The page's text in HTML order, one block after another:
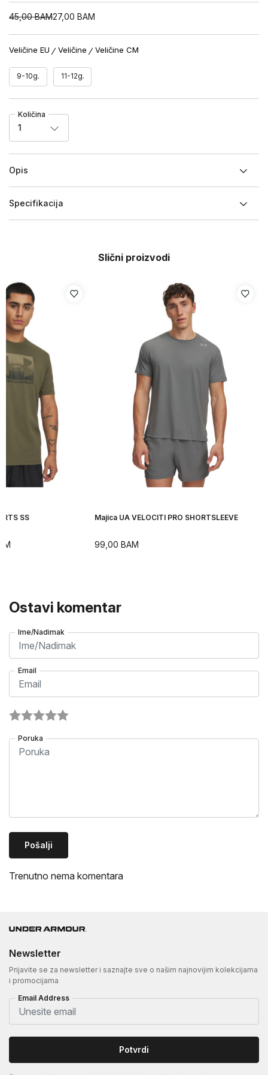
45,00 BAM27,00 BAM
Veličine EU Veličine Veličine CM
9-10g. 11-12g.
Količina
1
Opis
Specifikacija
Slični proizvodi
SS Majica UA VELOCITI PRO SHORTSLEEVE
99,00 BAM
Ostavi komentar
Ime/Nadimak
Email
Poruka
Pošalji
Trenutno nema komentara
Newsletter
Prijavite se za newsletter i saznajte sve o našim najnovijim kolekcijama
i promocijama
Email Address
Potvrdi